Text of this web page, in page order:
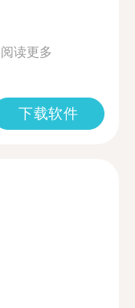
阅读更多
下载软件